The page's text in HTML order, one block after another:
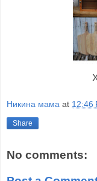
Никина мама at 12:46
Share
No comments: